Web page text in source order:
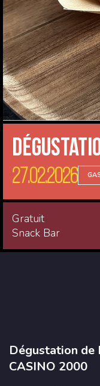
27.02.2026
Gratuit
Snack Bar
Dégustation de
CASINO 2000